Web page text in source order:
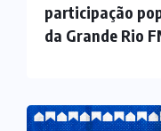
participação
da Grande Rio